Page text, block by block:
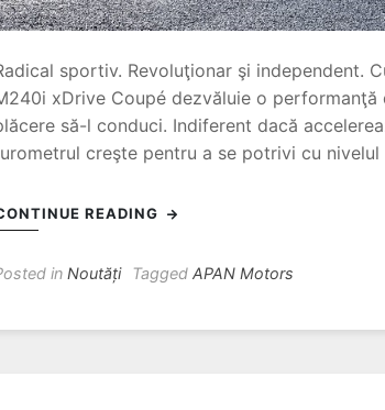
sportiv. Revoluţionar şi independent.
xDrive Coupé dezvăluie o
să-l conduci. Indiferent dacă
creşte pentru a se potrivi cu
READING
in Noutăți Tagged APAN Motors